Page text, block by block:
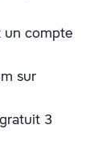
un compte
sur
3